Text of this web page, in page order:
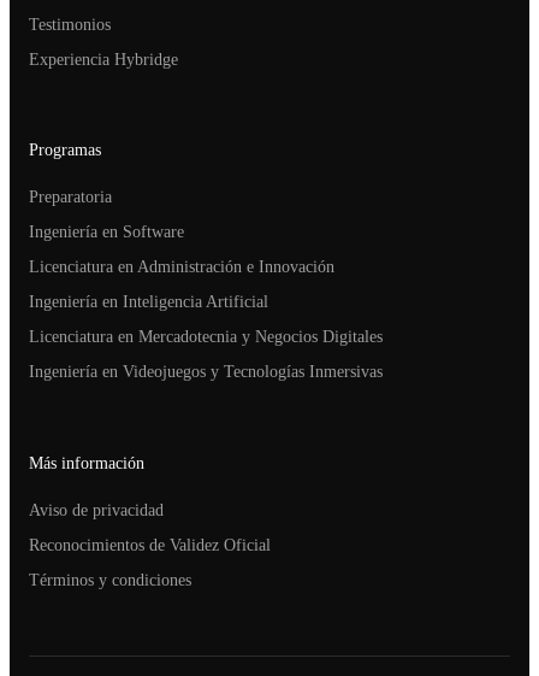
Testimonios
Experiencia Hybridge
Programas
Preparatoria
Ingeniería en Software
Licenciatura en Administración e Innovación
Ingeniería en Inteligencia Artificial
Licenciatura en Mercadotecnia y Negocios Digitales
Ingeniería en Videojuegos y Tecnologías Inmersivas
Más información
Aviso de privacidad
Reconocimientos de Validez Oficial
Términos y condiciones